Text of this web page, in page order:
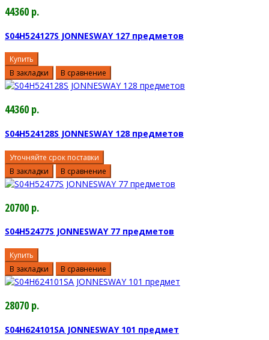
44360 р.
S04H524127S JONNESWAY 127 предметов
Купить
В закладки
В сравнение
44360 р.
S04H524128S JONNESWAY 128 предметов
Уточняйте срок поставки
В закладки
В сравнение
20700 р.
S04H52477S JONNESWAY 77 предметов
Купить
В закладки
В сравнение
28070 р.
S04H624101SA JONNESWAY 101 предмет